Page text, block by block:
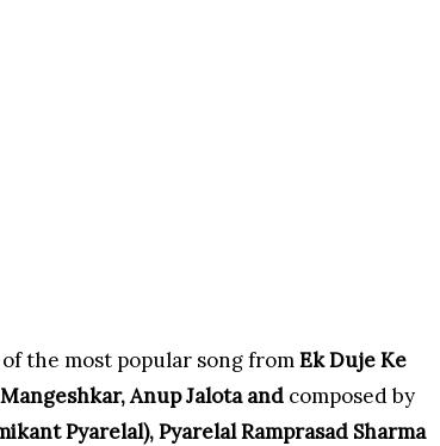
the most popular song fromEk Duje Ke
Anup Jalota and composed by
Pyarelal), Pyarelal Ramprasad Sharma